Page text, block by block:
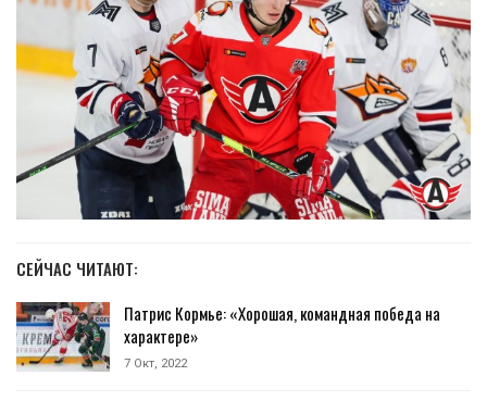
СЕЙЧАС ЧИТАЮТ:
Патрис Кормье: «Хорошая, командная победа на
характере»
7 Окт, 2022